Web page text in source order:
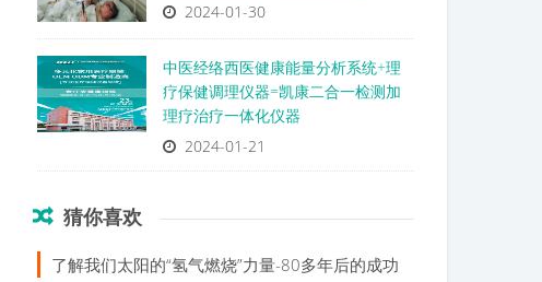
2024-01-30
中医经络西医健康能量分析系统+理
疗保健调理仪器=凯康二合一检测加
理疗治疗一体化仪器
2024-01-21
猜你喜欢
了解我们太阳的“氢气燃烧”力量-80多年后的成功